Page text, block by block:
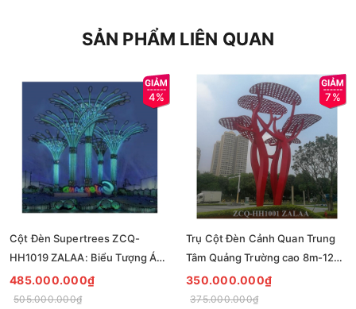
SẢN PHẨM LIÊN QUAN
4%
Cột Đèn Supertrees ZCQ-
HH1019 ZALAA: Biểu Tượng Ánh
Sáng Cho Đại Đô Thị
485.000.000₫
505.000.000₫
7%
Trụ Cột Đèn Cảnh Quan Trung
Tâm Quảng Trường cao 8m-12m
ZCQ-HH1001 ZALAA Fortune
Tree Series
350.000.000₫
375.000.000₫